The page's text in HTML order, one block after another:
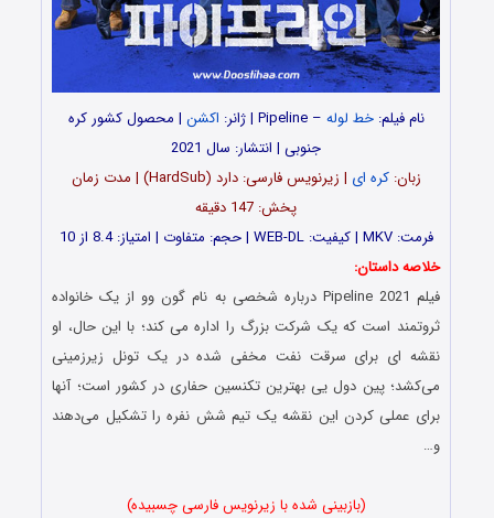
نام فیلم:خط لوله – Pipeline | ژانر: اکشن | محصول کشور کره
جنوبی | انتشار: سال 2021
زبان:کره ای
| زیرنویس فارسی: دارد (HardSub) | مدت زمان
پخش: 147 دقیقه
فرمت: MKV | کیفیت: WEB-DL | حجم: متفاوت | امتیاز: 8.4 از 10
خلاصه داستان:
فیلم Pipeline 2021 درباره شخصی به نام گون وو از یک خانواده
ثروتمند است که یک شرکت بزرگ را اداره می کند؛ با این حال، او
نقشه ای برای سرقت نفت مخفی شده در یک تونل زیرزمینی
می‌کشد؛ پین دول یی بهترین تکنسین حفاری در کشور است؛ آنها
برای عملی کردن این نقشه یک تیم شش نفره را تشکیل می‌دهند
و…
(بازبینی شده با زیرنویس فارسی چسبیده)